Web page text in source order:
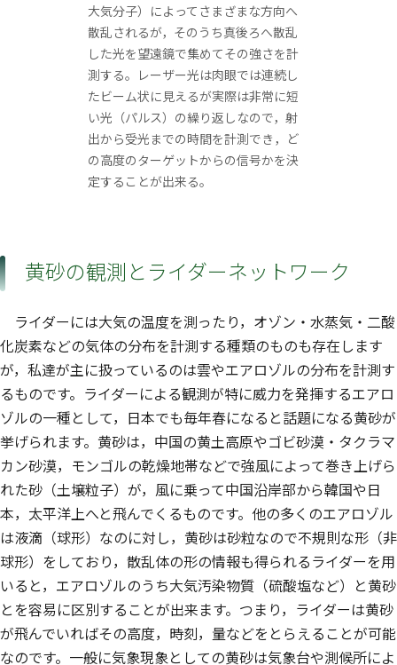
大気分子）によってさまざまな方向へ
散乱されるが，そのうち真後ろへ散乱
した光を望遠鏡で集めてその強さを計
測する。レーザー光は肉眼では連続し
たビーム状に見えるが実際は非常に短
い光（パルス）の繰り返しなので，射
出から受光までの時間を計測でき，ど
の高度のターゲットからの信号かを決
定することが出来る。
黄砂の観測とライダーネットワーク
ライダーには大気の温度を測ったり，オゾン・水蒸気・二酸
化炭素などの気体の分布を計測する種類のものも存在します
が，私達が主に扱っているのは雲やエアロゾルの分布を計測す
るものです。ライダーによる観測が特に威力を発揮するエアロ
ゾルの一種として，日本でも毎年春になると話題になる黄砂が
挙げられます。黄砂は，中国の黄土高原やゴビ砂漠・タクラマ
カン砂漠，モンゴルの乾燥地帯などで強風によって巻き上げら
れた砂（土壌粒子）が，風に乗って中国沿岸部から韓国や日
本，太平洋上へと飛んでくるものです。他の多くのエアロゾル
は液滴（球形）なのに対し，黄砂は砂粒なので不規則な形（非
球形）をしており，散乱体の形の情報も得られるライダーを用
いると，エアロゾルのうち大気汚染物質（硫酸塩など）と黄砂
とを容易に区別することが出来ます。つまり，ライダーは黄砂
が飛んでいればその高度，時刻，量などをとらえることが可能
なのです。一般に気象現象としての黄砂は気象台や測候所によ